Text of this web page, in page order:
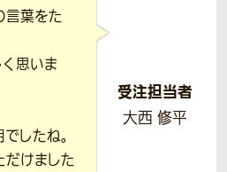
言葉をた
思いま
したね。
だけました
受注担当者
大西 修平